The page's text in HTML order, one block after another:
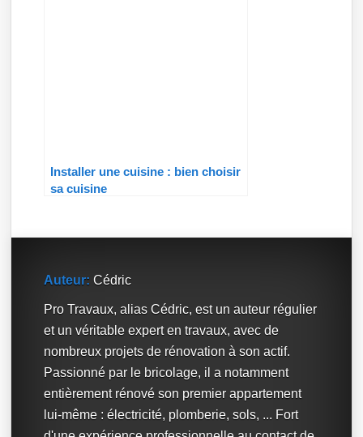
Installer une cuisine : bien choisir
sa cuisine
Auteur: Cédric
Pro Travaux, alias Cédric, est un auteur régulier
et un véritable expert en travaux, avec de
nombreux projets de rénovation à son actif.
Passionné par le bricolage, il a notamment
entièrement rénové son premier appartement
lui-même : électricité, plomberie, sols, ... Fort